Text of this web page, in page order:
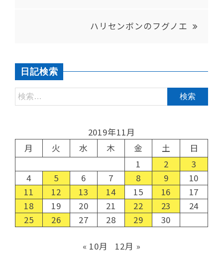
ハリセンボンのフグノエ
日記検索
2019年11月
月
火 水 木 金 土
日
1
2
3
4
5 6 7 8 9
10
11
12 13 14 15 16
17
18
19 20 21 22 23
24
25
26 27 28 29 30
« 10月 12月 »